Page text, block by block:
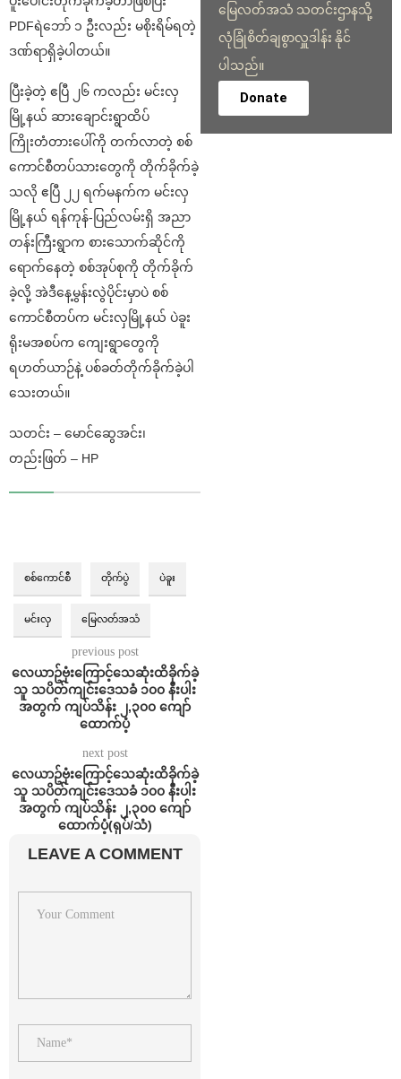
PDFရဲဘော် ၁ ဦးလည်း မစိုးရိမ်ရတဲ့
ဒဏ်ရာရှိခဲ့ပါတယ်။
ပြီးခဲ့တဲ့ ဧပြီ ၂၆ ကလည်း မင်းလှ
မြို့နယ် ဆားချောင်းရွာထိပ်
ကြိုးတံတားပေါ်ကို တက်လာတဲ့ စစ်
ကောင်စီတပ်သားတွေကို တိုက်ခိုက်ခဲ့
သလို ဧပြီ ၂၂ ရက်မနက်က မင်းလှ
မြို့နယ် ရန်ကုန်-ပြည်လမ်းရှိ အညာ
တန်းကြီးရွာက စားသောက်ဆိုင်ကို
ရောက်နေတဲ့ စစ်အုပ်စုကို တိုက်ခိုက်
ခဲ့လို့ အဲဒီနေ့မွန်းလွဲပိုင်းမှာပဲ စစ်
ကောင်စီတပ်က မင်းလှမြို့နယ် ပဲခူး
ရိုးမအစပ်က ကျေးရွာတွေကို
ရဟတ်ယာဉ်နဲ့ ပစ်ခတ်တိုက်ခိုက်ခဲ့ပါ
သေးတယ်။
သတင်း – မောင်ဆွေအင်း၊
တည်းဖြတ် – HP
စစ်ကောင်စီ တိုက်ပွဲ ပဲခူး
မင်းလှ မြေလတ်အသံ
previous post
လေယာဥ်ဗုံးကြောင့်သေဆုံးထိခိုက်ခဲ့
သူ သပိတ်ကျင်းဒေသခံ ၁၀၀ နီးပါး
အတွက် ကျပ်သိန်း ၂,၃၀၀ ကျော်
ထောက်ပံ့
next post
လေယာဥ်ဗုံးကြောင့်သေဆုံးထိခိုက်ခဲ့
သူ သပိတ်ကျင်းဒေသခံ ၁၀၀ နီးပါး
အတွက် ကျပ်သိန်း ၂,၃၀၀ ကျော်
ထောက်ပံ့(ရုပ်/သံ)
LEAVE A COMMENT
မြေလတ်အသံ သတင်းဌာနသို့
လုံခြုံစိတ်ချစွာလှူဒါန်း နိုင်
ပါသည်။
Donate